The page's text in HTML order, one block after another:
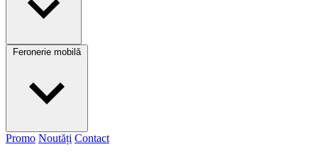
Feronerie mobilă
Promo Noutăți Contact